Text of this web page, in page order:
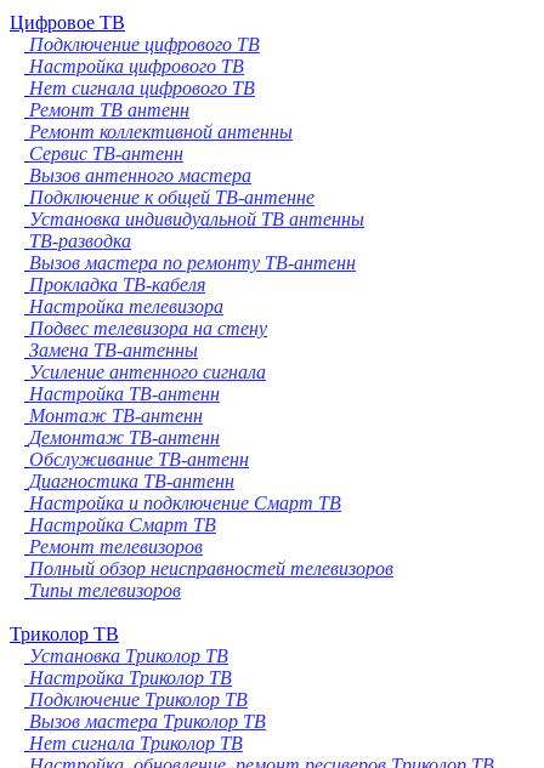
Цифровое ТВ
Подключение цифрового ТВ
Настройка цифрового ТВ
Нет сигнала цифрового ТВ
Ремонт ТВ антенн
Ремонт коллективной антенны
Сервис ТВ-антенн
Вызов антенного мастера
Подключение к общей ТВ-антенне
Установка индивидуальной ТВ антенны
ТВ-разводка
Вызов мастера по ремонту ТВ-антенн
Прокладка ТВ-кабеля
Настройка телевизора
Подвес телевизора на стену
Замена ТВ-антенны
Усиление антенного сигнала
Настройка ТВ-антенн
Монтаж ТВ-антенн
Демонтаж ТВ-антенн
Обслуживание ТВ-антенн
Диагностика ТВ-антенн
Настройка и подключение Смарт ТВ
Настройка Смарт ТВ
Ремонт телевизоров
Полный обзор неисправностей телевизоров
Типы телевизоров
Триколор ТВ
Установка Триколор ТВ
Настройка Триколор ТВ
Подключение Триколор ТВ
Вызов мастера Триколор ТВ
Нет сигнала Триколор ТВ